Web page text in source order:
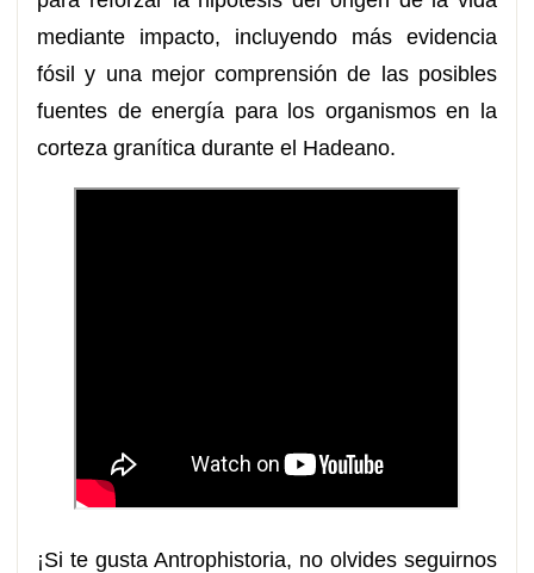
mediante impacto, incluyendo más evidencia
fósil y una mejor comprensión de las posibles
fuentes de energía para los organismos en la
corteza granítica durante el Hadeano.
¡Si te gusta Antrophistoria, no olvides seguirnos